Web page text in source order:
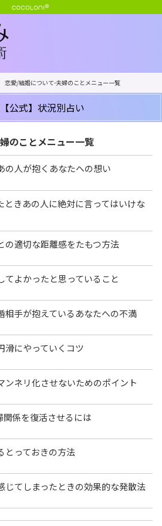
恋愛/結婚について-夫婦のことメニュー一覧
公式】状況別占い
のことメニュー一覧
の人が抱くあなたへの想い
ときあの人に絶対に言ってはいけな
の適切な距離感をたもつ方法
てよかったと思っていること
相手が抱えているあなたへの不満
滑にやっていくコツ
ンネリ化させないためのポイント
関係を復活させるには
とっておきの方法
じてしまったときの効果的な発散法